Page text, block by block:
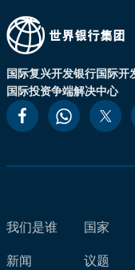
国际复兴开发银行国际开
国际投资争端解决中心
我们是谁
新闻
国家
议题